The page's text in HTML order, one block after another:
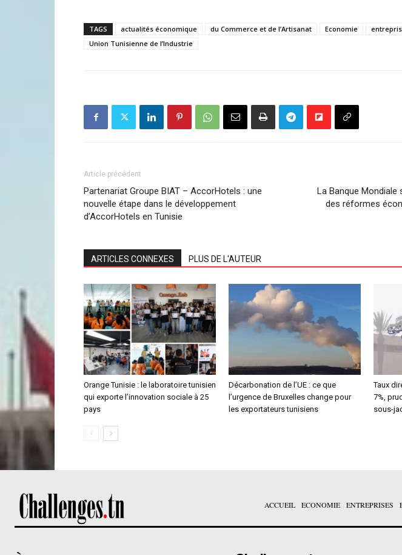
TAGS actualités économique du Commerce et de l’Artisanat Economie
Union Tunisienne de l’Industrie
Article précédent
Partenariat Groupe BIAT – AccorHotels : une
nouvelle étape dans le développement
d’AccorHotels en Tunisie
La Banque Mondiale
des réformes
ARTICLES CONNEXES PLUS DE L'AUTEUR
Orange Tunisie : le laboratoire tunisien
qui exporte l’innovation sociale à 25
pays
Décarbonation de l’UE : ce que
l’urgence de Bruxelles change pour
les exportateurs tunisiens
Taux
7%,
sous-
ACCUEIL ECONOMIE ENTREPRISES